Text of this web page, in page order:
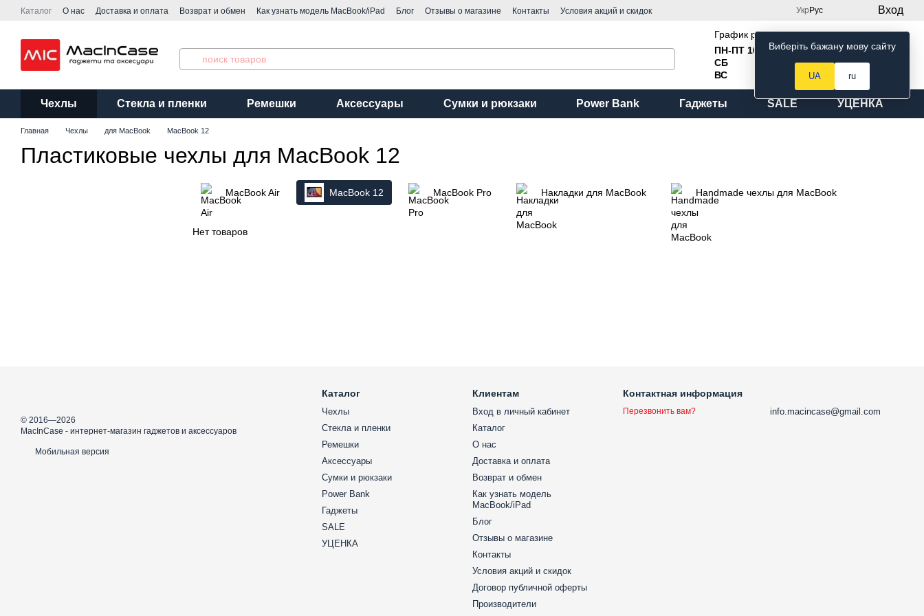
Перейти к основному контенту
Каталог О нас Доставка и оплата Возврат и обмен Как узнать модель MacBook/iPad Блог Отзывы о магазине Контакты
Условия акций и скидок
Укр Рус Вход
График работы:
ПН-ПТ 10
:00 до 18:00
СБ
Выходной
ВС
Мой заказ
Чехлы Стекла и пленки Ремешки Аксессуары Сумки и рюкзаки Power Bank Гаджеты SALE УЦЕНКА
Главная Чехлы для MacBook MacBook 12
Пластиковые чехлы для MacBook 12
MacBook Air MacBook 12 MacBook Pro Накладки для MacBook Handmade чехлы для MacBook
Нет товаров
© 2016—2026
MacInCase - интернет-магазин гаджетов и аксессуаров
Мобильная версия
Каталог
Чехлы
Стекла и пленки
Ремешки
Аксессуары
Сумки и рюкзаки
Power Bank
Гаджеты
SALE
УЦЕНКА
Клиентам
Вход в личный кабинет
Каталог
О нас
Доставка и оплата
Возврат и обмен
Как узнать модель
MacBook/iPad
Блог
Отзывы о магазине
Контакты
Условия акций и скидок
Договор публичной оферты
Производители
Контактная информация
Перезвонить вам? info.macincase@gmail.com
Виберіть бажану мову сайту
UA ru